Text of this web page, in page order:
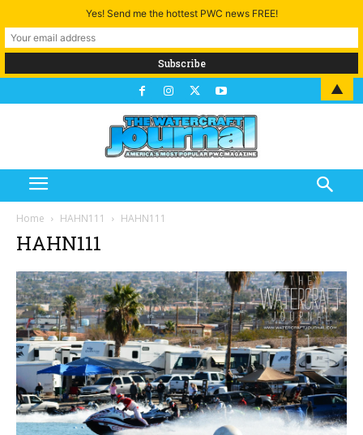
Home HAHN111 HAHN111
HAHN111
Yes! Send me the hottest PWC news FREE!
▲